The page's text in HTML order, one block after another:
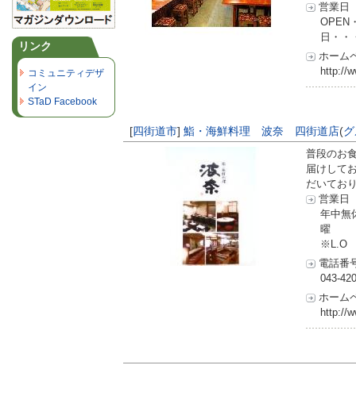
営業日
OPEN
日・・
ホーム
http://
[四街道市] 鮨・海鮮料理 波奈 四街道店(
普段のお
届けして
だいてお
営業日
年中
曜 【
※L.O
電話番
043-
ホーム
http://
リンク
コミュニティデザ
イン
STaD Facebook